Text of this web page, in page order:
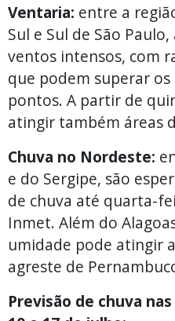
Ventaria: entre a
Sul e Sul de São
ventos intensos, com
que podem superar
pontos. A partir de
atingir também áreas
Chuva no Nordeste:
e do Sergipe, são
de chuva até quarta-
Inmet. Além do
umidade pode atingir
agreste de
Previsão de chuva